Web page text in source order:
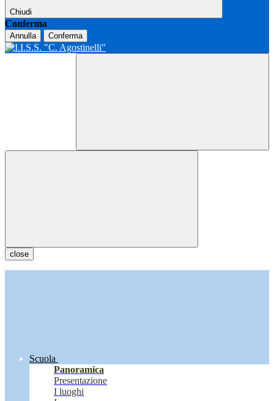
Chiudi
Conferma
Annulla Conferma
close
Scuola
Panoramica
Presentazione
I luoghi